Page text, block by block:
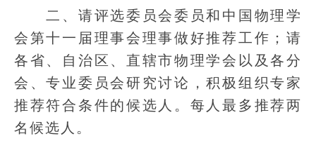
二、请评选委员会委员和中国物理学
会第十一届理事会理事做好推荐工作；请
各省、自治区、直辖市物理学会以及各分
会、专业委员会研究讨论，积极组织专家
推荐符合条件的候选人。每人最多推荐两
名候选人。